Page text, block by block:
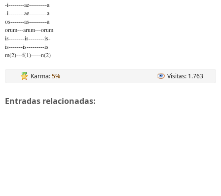
-i--------ae---------a
-i--------ae---------a
os-------as---------a
orum---arum---orum
is--------is--------is-
is-------is---------is
m(2)---f(1)-----n(2)
Karma:5% Visitas: 1.763
Entradas relacionadas: